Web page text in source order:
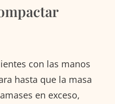
con las manos
hasta que la masa
en exceso,